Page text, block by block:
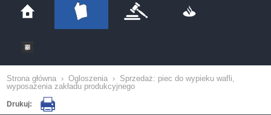
Strona główna › Ogloszenia › Sprzedaż: piec do wypieku wafli,
wyposażenia zakładu produkcyjnego
Drukuj: